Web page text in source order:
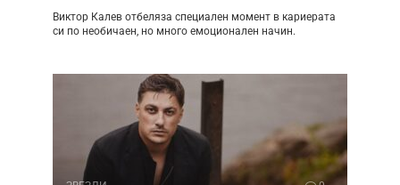
Виктор Калев отбеляза специален момент в кариерата
си по необичаен, но много емоционален начин.